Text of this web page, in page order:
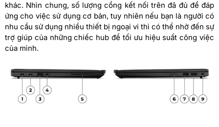
khác. Nhìn chung, số lượng cổng kết nối trên đã đủ để đáp
ứng cho việc sử dụng cơ bản, tuy nhiên nếu bạn là người có
nhu cầu sử dụng nhiều thiết bị ngoại vi thì có thể nhờ đến sự
trợ giúp của những chiếc hub để tối ưu hiệu suất công việc
của mình.